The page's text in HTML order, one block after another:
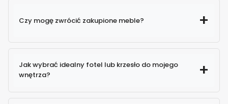
Czy mogę zwrócić zakupione meble?
Jak wybrać idealny fotel lub krzesło do mojego
wnętrza?